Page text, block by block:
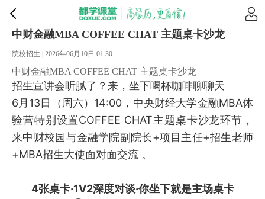
中财金融MBA COFFEE CHAT 主题桌卡沙龙
院校招生 | 2026年06月10日 01:30
中财金融MBA COFFEE CHAT 主题桌卡沙龙
招生宣讲会听腻了？来，坐下喝杯咖啡聊聊天
6月13日（周六）14:00，中央财经大学金融MBA体
验营特别设置COFFEE CHAT主题桌卡沙龙环节，
来中财校园与金融学院副院长+项目主任+招生老师
+MBA招生大使面对面交流 。
4张桌卡·1V2深度对谈·你坐下就是主场桌卡